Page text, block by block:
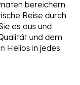
bereichern
Reise durch
es aus und
und dem
Helios in jedes